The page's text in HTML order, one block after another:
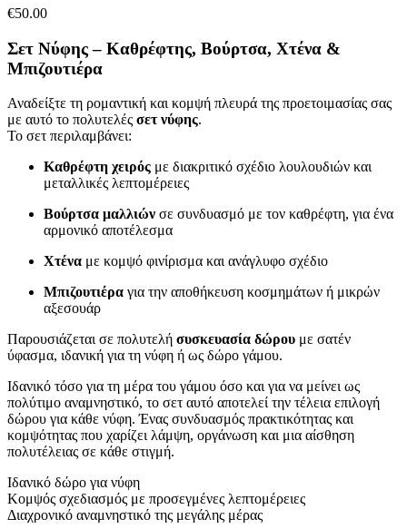
€50.00
Σετ Νύφης – Καθρέφτης, Βούρτσα, Χτένα &
Μπιζουτιέρα
Αναδείξτε τη ρομαντική και κομψή πλευρά της προετοιμασίας σας
με αυτό το πολυτελές σετ νύφης.
Το σετ περιλαμβάνει:
Καθρέφτη χειρός με διακριτικό σχέδιο λουλουδιών και
μεταλλικές λεπτομέρειες
Βούρτσα μαλλιών σε συνδυασμό με τον καθρέφτη, για ένα
αρμονικό αποτέλεσμα
Χτένα με κομψό φινίρισμα και ανάγλυφο σχέδιο
Μπιζουτιέρα για την αποθήκευση κοσμημάτων ή μικρών
αξεσουάρ
Παρουσιάζεται σε πολυτελή συσκευασία δώρου με σατέν
ύφασμα, ιδανική για τη νύφη ή ως δώρο γάμου.
Ιδανικό τόσο για τη μέρα του γάμου όσο και για να μείνει ως
πολύτιμο αναμνηστικό, το σετ αυτό αποτελεί την τέλεια επιλογή
δώρου για κάθε νύφη. Ένας συνδυασμός πρακτικότητας και
κομψότητας που χαρίζει λάμψη, οργάνωση και μια αίσθηση
πολυτέλειας σε κάθε στιγμή.
Ιδανικό δώρο για νύφη
Κομψός σχεδιασμός με προσεγμένες λεπτομέρειες
Διαχρονικό αναμνηστικό της μεγάλης μέρας